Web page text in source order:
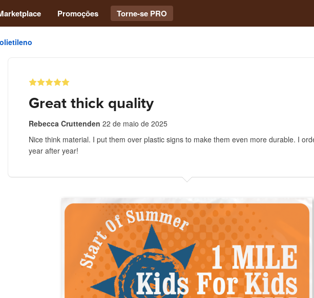
Promoções Torne-se PRO
Great thick quality
Rebecca Cruttenden 22 de maio de 2025
Nice think material. I put them over plastic signs to make them even more durable. I
year after year!